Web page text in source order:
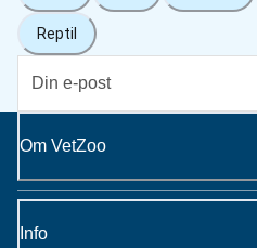
Reptil
Om VetZoo
Info